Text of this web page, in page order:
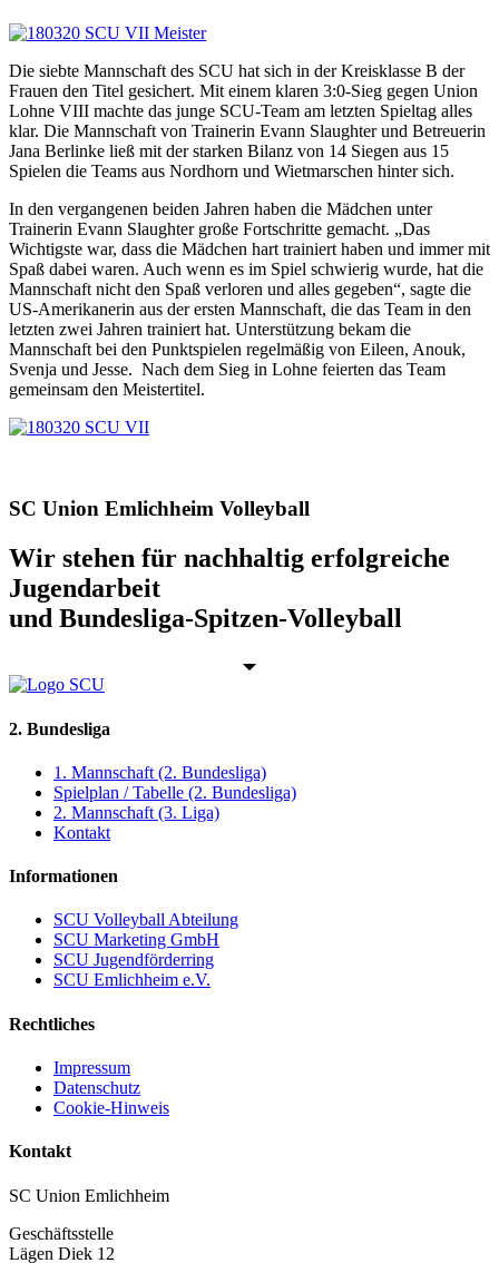
Die siebte Mannschaft des SCU hat sich in der Kreisklasse B der
Frauen den Titel gesichert. Mit einem klaren 3:0-Sieg gegen Union
Lohne VIII machte das junge SCU-Team am letzten Spieltag alles
klar. Die Mannschaft von Trainerin Evann Slaughter und Betreuerin
Jana Berlinke ließ mit der starken Bilanz von 14 Siegen aus 15
Spielen die Teams aus Nordhorn und Wietmarschen hinter sich.
In den vergangenen beiden Jahren haben die Mädchen unter
Trainerin Evann Slaughter große Fortschritte gemacht. „Das
Wichtigste war, dass die Mädchen hart trainiert haben und immer mit
Spaß dabei waren. Auch wenn es im Spiel schwierig wurde, hat die
Mannschaft nicht den Spaß verloren und alles gegeben“, sagte die
US-Amerikanerin aus der ersten Mannschaft, die das Team in den
letzten zwei Jahren trainiert hat. Unterstützung bekam die
Mannschaft bei den Punktspielen regelmäßig von Eileen, Anouk,
Svenja und Jesse. Nach dem Sieg in Lohne feierten das Team
gemeinsam den Meistertitel.
SC Union Emlichheim Volleyball
Wir stehen für nachhaltig erfolgreiche
Jugendarbeit
und Bundesliga-Spitzen-Volleyball
2. Bundesliga
1. Mannschaft (2. Bundesliga)
Spielplan / Tabelle (2. Bundesliga)
2. Mannschaft (3. Liga)
Kontakt
Informationen
SCU Volleyball Abteilung
SCU Marketing GmbH
SCU Jugendförderring
SCU Emlichheim e.V.
Rechtliches
Impressum
Datenschutz
Cookie-Hinweis
Kontakt
SC Union Emlichheim
Geschäftsstelle
Lägen Diek 12